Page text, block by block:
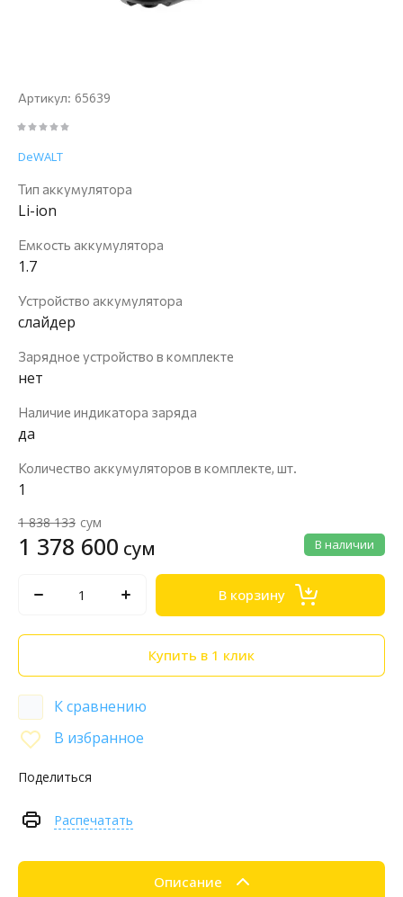
Артикул: 65639
DeWALT
Тип аккумулятора
Li-ion
Емкость аккумулятора
1.7
Устройство аккумулятора
слайдер
Зарядное устройство в комплекте
нет
Наличие индикатора заряда
да
Количество аккумуляторов в комплекте, шт.
1
В наличии
1 838 133 сум
1 378 600 сум
В корзину
Купить в 1 клик
К сравнению
В избранное
Поделиться
Распечатать
Описание